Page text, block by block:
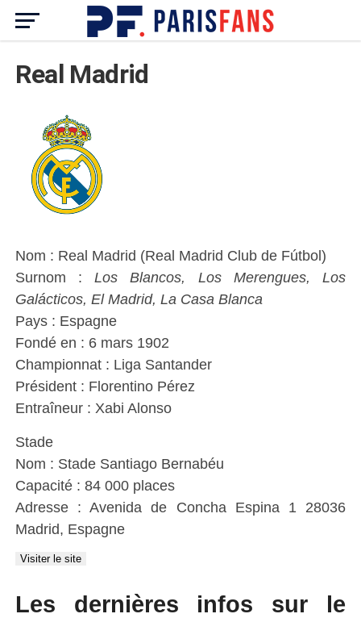
Real Madrid
Nom : Real Madrid (Real Madrid Club de Fútbol)
Surnom :Los Blancos, Los Merengues, Los
Galácticos, El Madrid, La Casa Blanca
Pays : Espagne
Fondé en : 6 mars 1902
Championnat : Liga Santander
Président : Florentino Pérez
Entraîneur : Xabi Alonso
Stade
Nom : Stade Santiago Bernabéu
Capacité : 84 000 places
Adresse : Avenida de Concha Espina 1 28036
Madrid, Espagne
Les dernières infos sur le